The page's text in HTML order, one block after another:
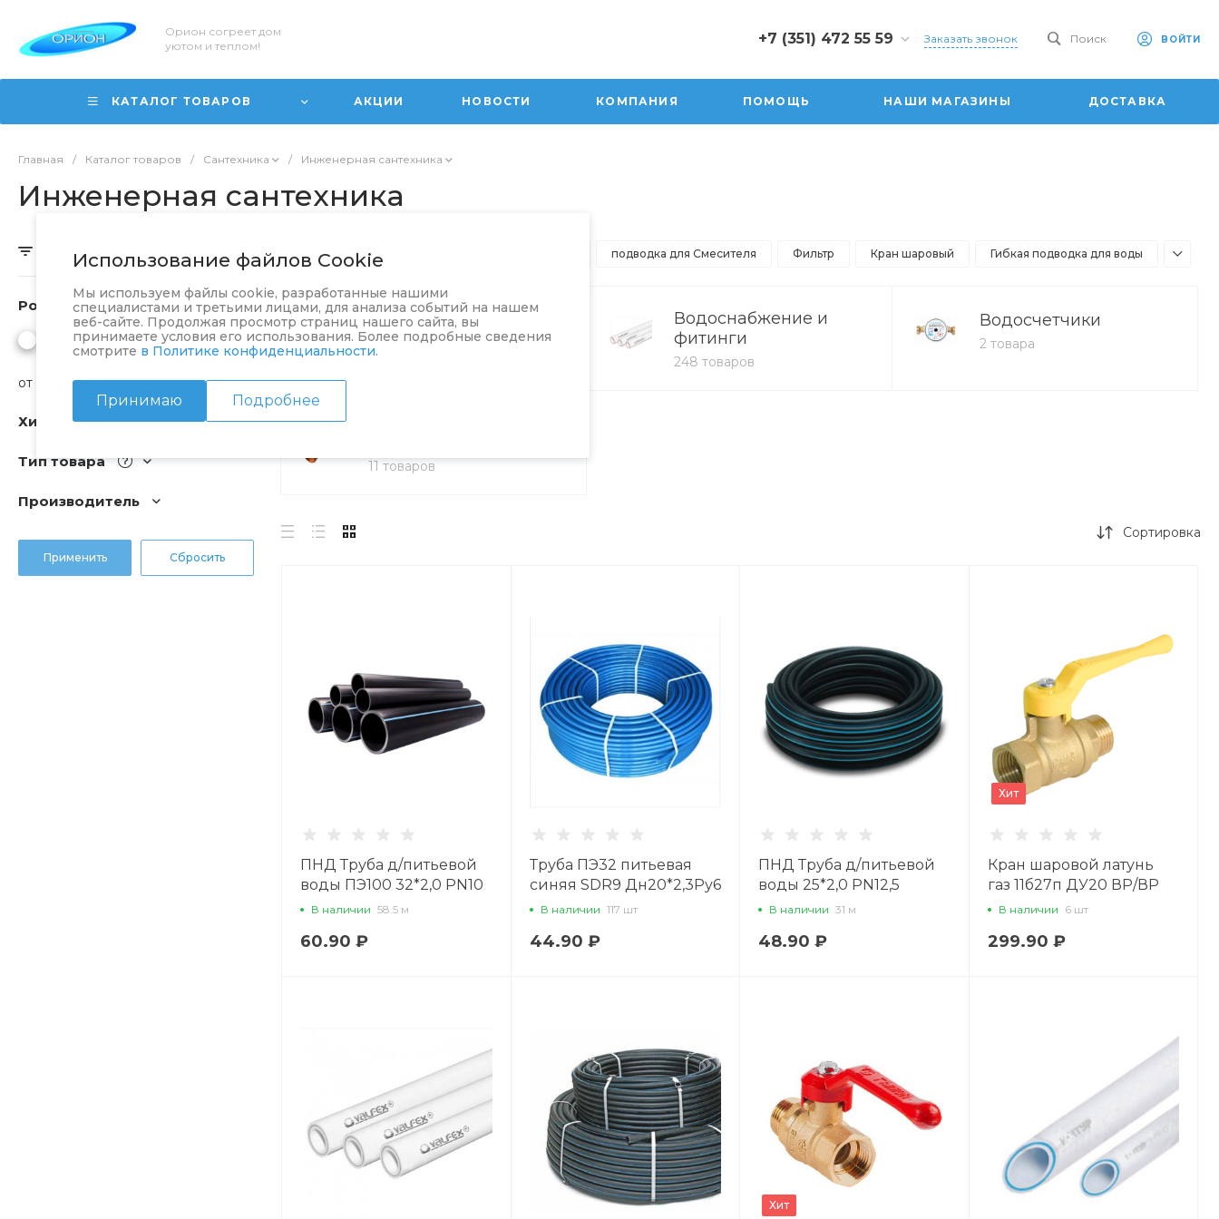
Орион согреет дом
уютом и теплом!
+7 (351) 472 55 59
+7 (351) 472 55 59
г. Юрюзань, ул.
Заказать звонок Поиск ВОЙТИ
КАТАЛОГ ТОВАРОВ АКЦИИ НОВОСТИ КОМПАНИЯ ПОМОЩЬ НАШИ МАГАЗИНЫ ДОСТАВКА
Главная / Каталог товаров / Сантехника / Инженерная сантехника
Инженерная сантехника
Использование файлов Cookie
Мы используем файлы cookie, разработанные нашими
специалистами и третьими лицами, для анализа событий на нашем
веб-сайте. Продолжая просмотр страниц нашего сайта, вы
принимаете условия его использования. Более подробные сведения
смотрите в Политике конфиденциальности.
Принимаю Подробнее
Скрыть фильтр
Розничная
от до
Хит
Тип товара
Производитель
Фитинги подводка для Смесителя Фильтр Кран шаровый Гибкая подводка для воды
Внутренняя
канализация
Водоснабжение и
фитинги
248 товаров
Водосчетчики
2 товара
11 товаров
Сортировка
ПНД Труба д/питьевой
воды ПЭ100 32*2,0 PN10
SDR17
В наличии 58.5 м
60.90 ₽
Труба ПЭ32 питьевая
синяя SDR9 Дн20*2,3Ру6
бухта 250м ГОСТ 18599-
В наличии 117 шт
44.90 ₽
ПНД Труба д/питьевой
воды 25*2,0 PN12,5
В наличии 31 м
48.90 ₽
Хит
Кран шаровой латунь
газ 11б27п ДУ20 ВР/ВР
рычаг БАЗ
В наличии 6 шт
299.90 ₽
Хит